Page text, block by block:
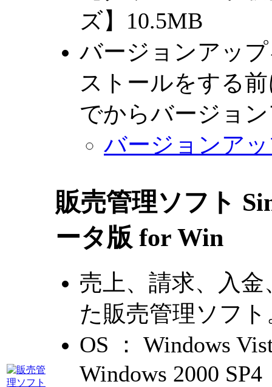
ズ】10.5MB
バージョンアッ
ストールをする
でからバージョ
バージョンア
販売管理ソフト
ータ版 for Win
売上、請求、入
た販売管理ソフト
OS ： Windows
Windows 2000 SP4